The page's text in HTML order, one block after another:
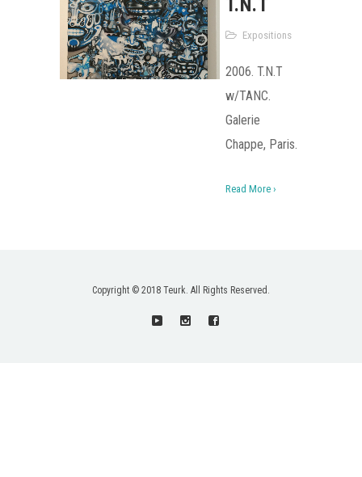
T.N.T
Expositions
2006. T.N.T
w/TANC.
Galerie
Chappe, Paris.
Read More ›
Copyright © 2018 Teurk. All Rights Reserved.